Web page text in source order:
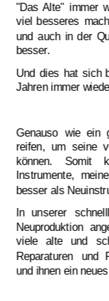
"Das Alte" immer
viel besseres
und auch in der
besser.
Und dies hat sich
Jahren immer
Genauso wie ein
reifen, um seine
können. Somit
Instrumente,
besser als
In unserer
Neuproduktion
viele
alte und
Reparaturen
und
und ihnen ein